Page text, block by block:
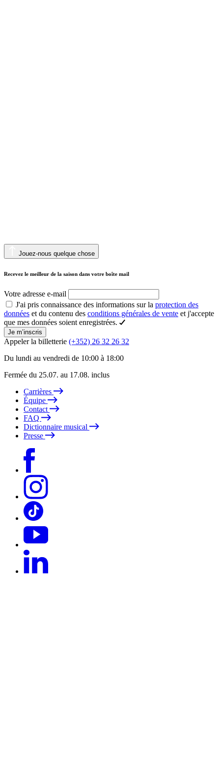
Jouez-nous quelque chose
Recevez le meilleur de la saison dans votre boîte mail
Votre adresse e-mail
J'ai pris connaissance des informations sur la protection des
données et du contenu des conditions générales de vente et j'accepte
que mes données soient enregistrées.
Je m’inscris
Appeler la billetterie (+352) 26 32 26 32
Du lundi au vendredi de 10:00 à 18:00
Fermée du 25.07. au 17.08. inclus
Carrières
Équipe
Contact
FAQ
Dictionnaire musical
Presse